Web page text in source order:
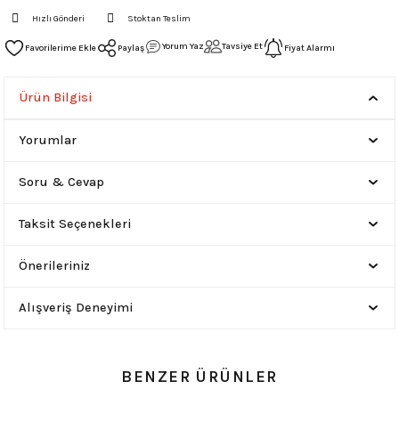
Hızlı Gönderi Stoktan Teslim
Paylaş Yorum Yaz Tavsiye Et Fiyat Alarmı
Ürün Bilgisi
Yorumlar
Soru & Cevap
Taksit Seçenekleri
Önerileriniz
Alışveriş Deneyimi
BENZER ÜRÜNLER